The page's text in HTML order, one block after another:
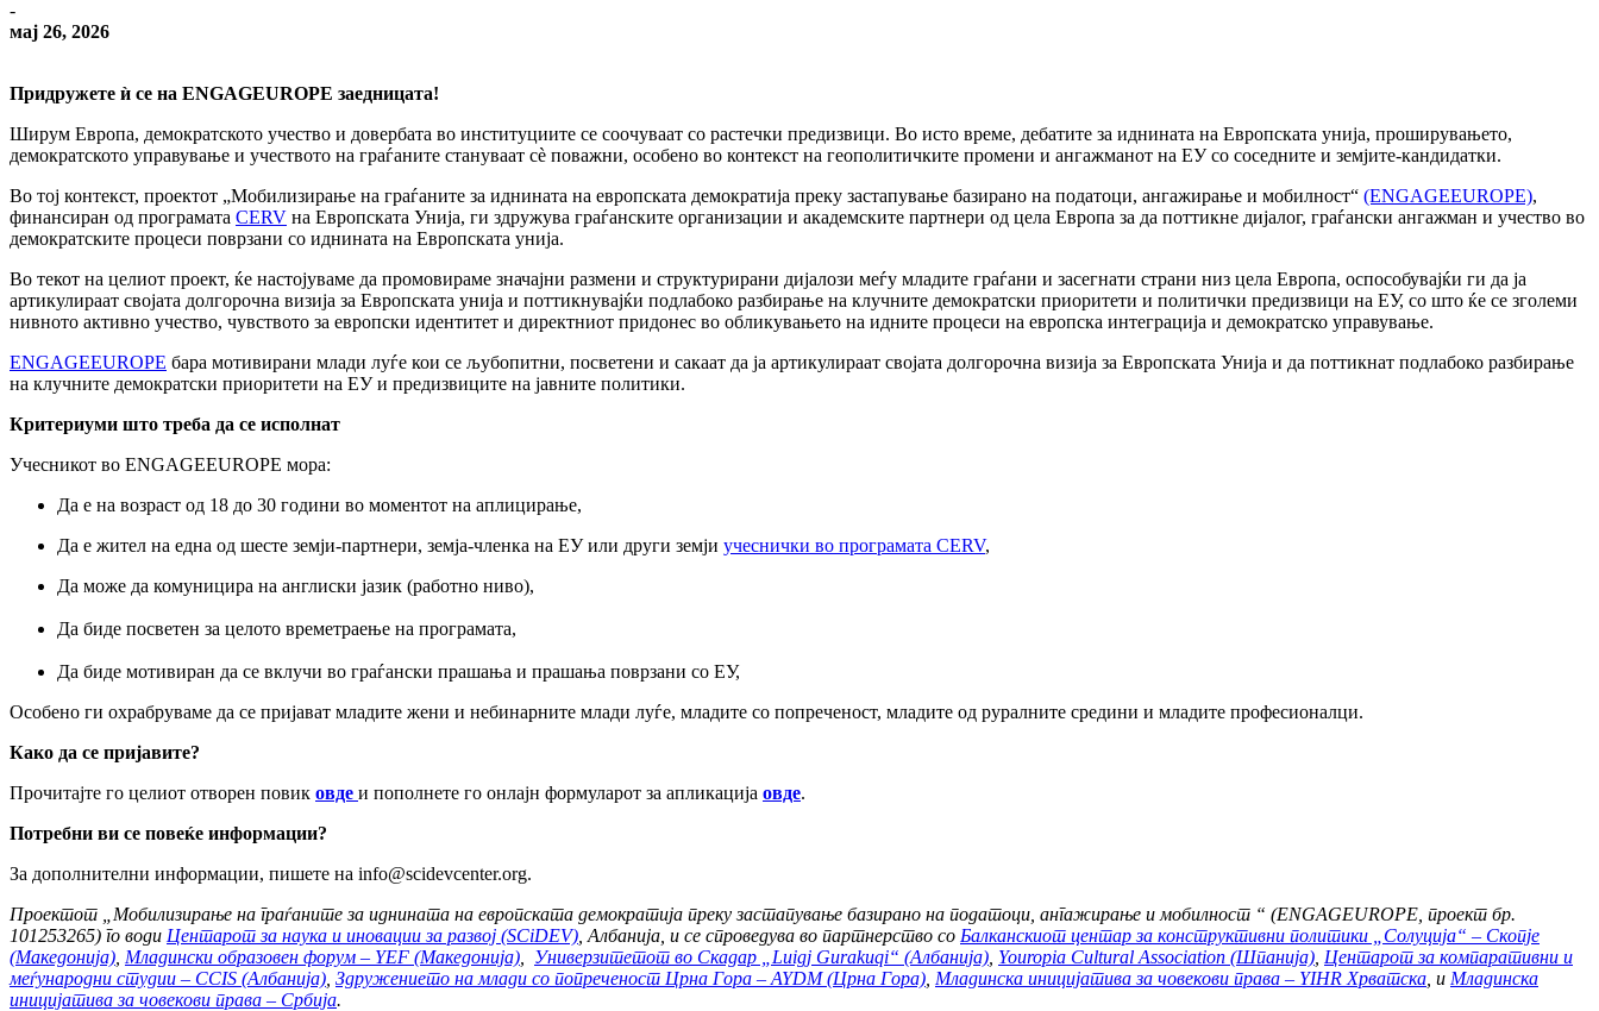
-
мај 26, 2026
Придружете ѝ се на ENGAGEUROPE заедницата!
Ширум Европа, демократското учество и довербата во институциите се соочуваат со растечки предизвици. Во исто време, дебатите за иднината на Европската унија, проширувањето,
демократското управување и учеството на граѓаните стануваат сè поважни, особено во контекст на геополитичките промени и ангажманот на ЕУ со соседните и земјите-кандидатки.
Во тој контекст, проектот „Мобилизирање на граѓаните за иднината на европската демократија преку застапување базирано на податоци, ангажирање и мобилност“ (ENGAGEEUROPE),
финансиран од програмата CERV на Европската Унија, ги здружува граѓанските организации и академските партнери од цела Европа за да поттикне дијалог, граѓански ангажман и учество во
демократските процеси поврзани со иднината на Европската унија.
Во текот на целиот проект, ќе настојуваме да промовираме значајни размени и структурирани дијалози меѓу младите граѓани и засегнати страни низ цела Европа, оспособувајќи ги да ја
артикулираат својата долгорочна визија за Европската унија и поттикнувајќи подлабоко разбирање на клучните демократски приоритети и политички предизвици на ЕУ, со што ќе се зголеми
нивното активно учество, чувството за европски идентитет и директниот придонес во обликувањето на идните процеси на европска интеграција и демократско управување.
ENGAGEEUROPE бара мотивирани млади луѓе кои се љубопитни, посветени и сакаат да ја артикулираат својата долгорочна визија за Европската Унија и да поттикнат подлабоко разбирање
на клучните демократски приоритети на ЕУ и предизвиците на јавните политики.
Критериуми што треба да се исполнат
Учесникот во ENGAGEEUROPE мора:
Да е на возраст од 18 до 30 години во моментот на аплицирање,
Да е жител на една од шесте земји-партнери, земја-членка на ЕУ или други земји учеснички во програмата CERV,
Да може да комуницира на англиски јазик (работно ниво),
Да биде посветен за целото времетраење на програмата,
Да биде мотивиран да се вклучи во граѓански прашања и прашања поврзани со ЕУ,
Особено ги охрабруваме да се пријават младите жени и небинарните млади луѓе, младите со попреченост, младите од руралните средини и младите професионалци.
Како да се пријавите?
Прочитајте го целиот отворен повик овде и пополнете го онлајн формуларот за апликација овде.
Потребни ви се повеќе информации?
За дополнителни информации, пишете на info@scidevcenter.org.
Проектот „Мобилизирање на граѓаните за иднината на европската демократија преку застапување базирано на податоци, ангажирање и мобилност “ (ENGAGEUROPE, проект бр.
101253265) го води Центарот за наука и иновации за развој (SCiDEV) , Албанија, и се спроведува во партнерство со Балканскиот центар за конструктивни политики „Солуција“ – Скопје
(Македонија) Младински образовен форум – YEF (Македонија) Универзитетот во Скадар „Luigj Gurakuqi“ (Албанија) Youropia Cultural Association (Шпанија) Центарот за компаративни и
меѓународни студии – CCIS (Албанија) Здружението на млади со попреченост Црна Гора – AYDM (Црна Гора) Младинска иницијатива за човекови права – YIHR Хрватска , и Младинска
иницијатива за човекови права – Србија.